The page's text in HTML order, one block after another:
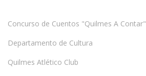
Concurso de Cuentos "Quilmes A Contar"
Departamento de Cultura
Quilmes Atlético Club